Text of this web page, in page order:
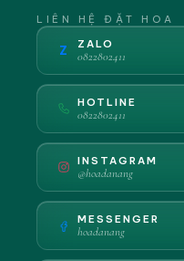
LIÊN HỆ ĐẶT HOA
Z ZALO
0822802411
HOTLINE
0822802411
INSTAGRAM
@hoadanang
MESSENGER
hoadanang